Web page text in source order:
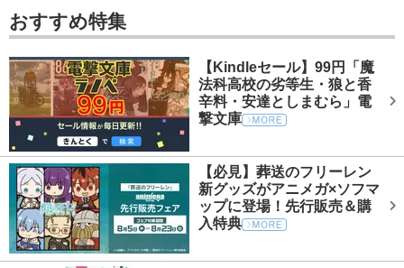
おすすめ特集
【Kindleセール】99円「魔
法科高校の劣等生・狼と香
辛料・安達としまむら」電
撃文庫
【必見】葬送のフリーレン
新グッズがアニメガ×ソフマ
ップに登場！先行販売＆購
入特典